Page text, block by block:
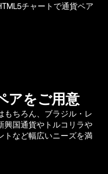
チャートで通貨ペア
アをご用意
もちろん、ブラジル・レ
興国通貨やトルコリラや
トなど幅広いニーズを満